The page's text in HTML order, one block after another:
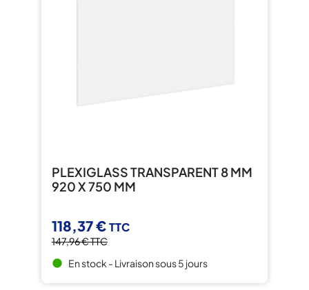
PLEXIGLASS TRANSPARENT 8 MM
920 X 750 MM
118,37 €TTC
147,96 €TTC
brightness_1 En stock - Livraison sous 5 jours